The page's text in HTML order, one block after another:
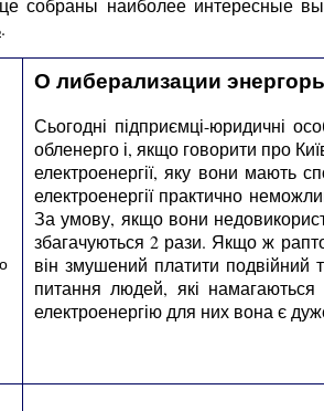
.
О либерализации
Сьогодні підприємці-юридичні
обленерго і, якщо говорити про
електроенергії, яку вони мають
електроенергії практично
За умову, якщо вони
збагачуються 2 рази. Якщо ж
він змушений платити
питання людей, які намагаються
електроенергію для них вона є